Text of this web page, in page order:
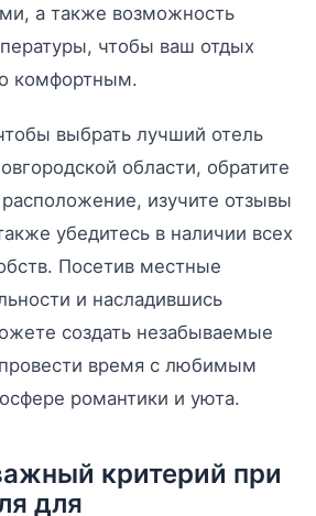
а также возможность
чтобы ваш отдых
комфортным.
выбрать лучший отель
области, обратите
изучите отзывы
убедитесь в наличии всех
Посетив местные
и насладившись
создать незабываемые
время с любимым
романтики и уюта.
критерий при
для